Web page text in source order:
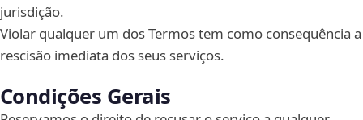
jurisdição.
Violar qualquer um dos Termos tem como consequência a
rescisão imediata dos seus serviços.
Condições Gerais